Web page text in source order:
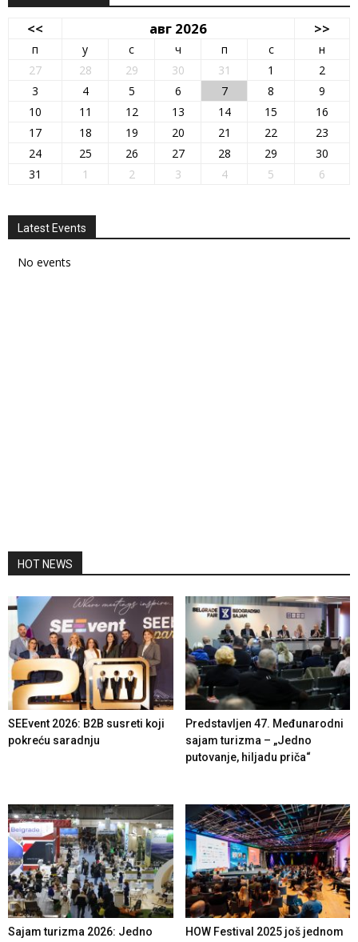
<< авг 2026 >>
п у с ч п с
н
27
28 29 30 31 1
2
3
4 5 6 7 8
9
10
11 12 13 14 15
16
17
18 19 20 21 22
23
24
25 26 27 28 29
30
31
1 2 3 4 5 6
Latest Events
No events
HOT NEWS
SEEvent 2026: B2B susreti koji
pokreću saradnju
Predstavljen 47. Međunarodni
sajam turizma – „Jedno
putovanje, hiljadu priča“
Sajam turizma 2026: Jedno
HOW Festival 2025 još jednom